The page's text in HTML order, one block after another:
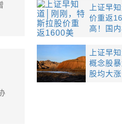
上证早
价重返
高！国
上证早
概念股
股均大涨